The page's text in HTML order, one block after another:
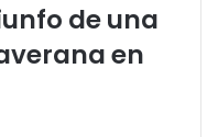
de una
en